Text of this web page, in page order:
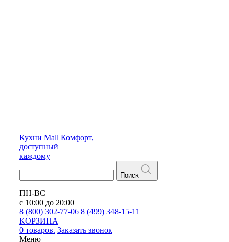
Кухни Mall Комфорт,
доступный
каждому
Поиск
ПН-ВС
с 10:00 до 20:00
8 (800) 302-77-06 8 (499) 348-15-11
КОРЗИНА
0 товаров. Заказать звонок
Меню